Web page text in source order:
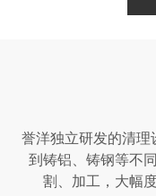
誉洋独立研发的清理
到铸铝、铸钢等不
割、加工，大幅